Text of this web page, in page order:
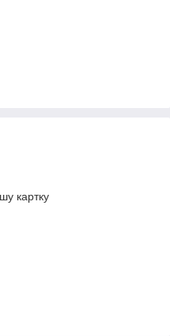
картку